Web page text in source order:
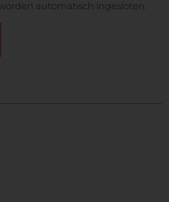
automatisch ingesloten.